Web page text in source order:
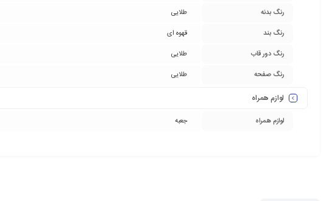
رنگ بدنه
طلایی
رنگ بند
قهوه ای
رنگ دور قاب
طلایی
رنگ صفحه
طلایی
لوازم همراه
لوازم همراه جعبه